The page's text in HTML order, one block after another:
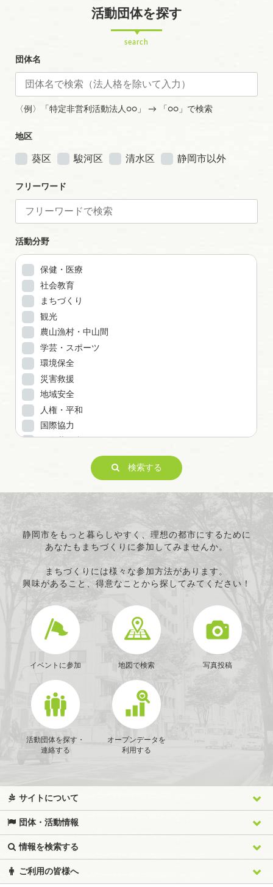
活動団体を探す
search
団体名
〈例〉「特定非営利活動法人○○」 → 「○○」で検索
地区
葵区 駿河区 清水区 静岡市以外
フリーワード
活動分野
保健・医療
社会教育
まちづくり
観光
農山漁村・中山間
学芸・スポーツ
環境保全
災害救援
地域安全
人権・平和
国際協力
子どもの健全育成
消費者保護
連絡・助言・援助
条例で定める活動
検索する
静岡市をもっと暮らしやすく、理想の都市にするために
あなたもまちづくりに参加してみませんか。
まちづくりには様々な参加方法があります。
興味があること、得意なことから探してみてください！
イベントに参加 地図で検索 写真投稿
活動団体を探す・
連絡する
オープンデータを
利用する
サイトについて
団体・活動情報
情報を検索する
ご利用の皆様へ